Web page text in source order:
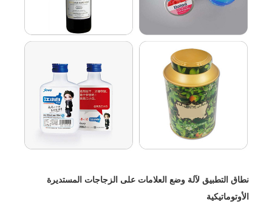
نطاق التطبيق لآلة وضع العلامات على الزجاجات المستديرة
الأوتوماتيكية